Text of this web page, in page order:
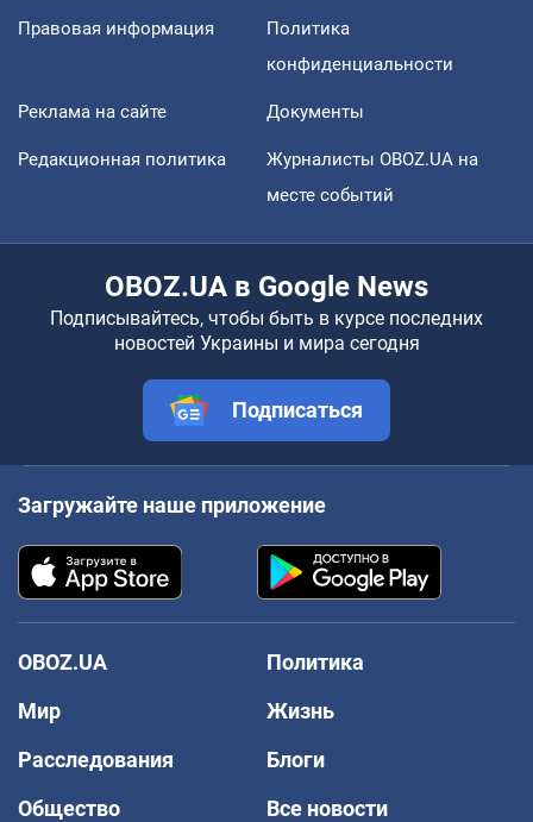
Правовая информация
Политика
конфиденциальности
Реклама на сайте Документы
Редакционная политика
Журналисты OBOZ.UA на
месте событий
OBOZ.UA в Google News
Подписывайтесь, чтобы быть в курсе последних
новостей Украины и мира сегодня
Подписаться
Загружайте наше приложение
OBOZ.UA
Политика
Мир
Жизнь
Расследования
Блоги
Общество
Все новости